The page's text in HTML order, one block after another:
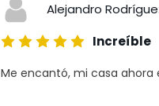
Alejandro
Increíble
Me encantó, mi casa ahora